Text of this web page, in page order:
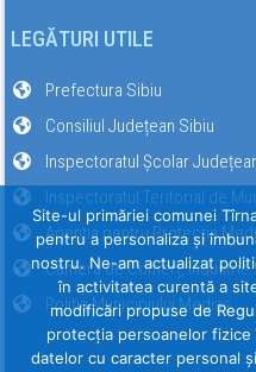
LEGĂTURI UTILE
Prefectura Sibiu
Consiliul Județean Sibiu
Inspectoratul Școlar
Inspectoratul Teritorial de
Agenția pentru Protecția
Camera de Comerț,
Poliția Municipiului Mediaș
Site-ul primăriei comunei
pentru a personaliza și
nostru. Ne-am actualizat
în activitatea curentă a
modificări propuse de
protecția persoanelor
datelor cu caracter personal